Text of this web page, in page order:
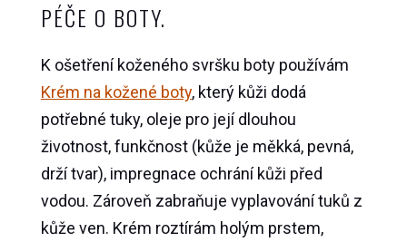
PÉČE O BOTY.
K ošetření koženého svršku boty používám
Krém na kožené boty, který kůži dodá
potřebné tuky, oleje pro její dlouhou
životnost, funkčnost (kůže je měkká, pevná,
drží tvar), impregnace ochrání kůži před
vodou. Zároveň zabraňuje vyplavování tuků z
kůže ven. Krém roztírám holým prstem,